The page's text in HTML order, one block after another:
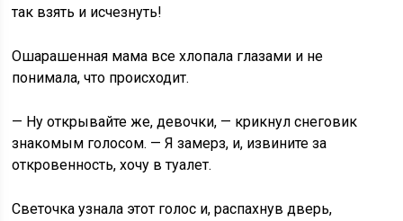
так взять и исчезнуть!
Ошарашенная мама все хлопала глазами и не
понимала, что происходит.
— Ну открывайте же, девочки, — крикнул снеговик
знакомым голосом. — Я замерз, и, извините за
откровенность, хочу в туалет.
Светочка узнала этот голос и, распахнув дверь,